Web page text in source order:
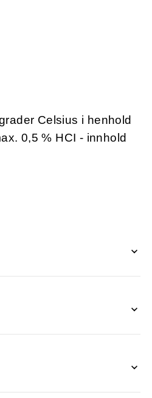
Celsius i henhold
0,5 % HCI - innhold